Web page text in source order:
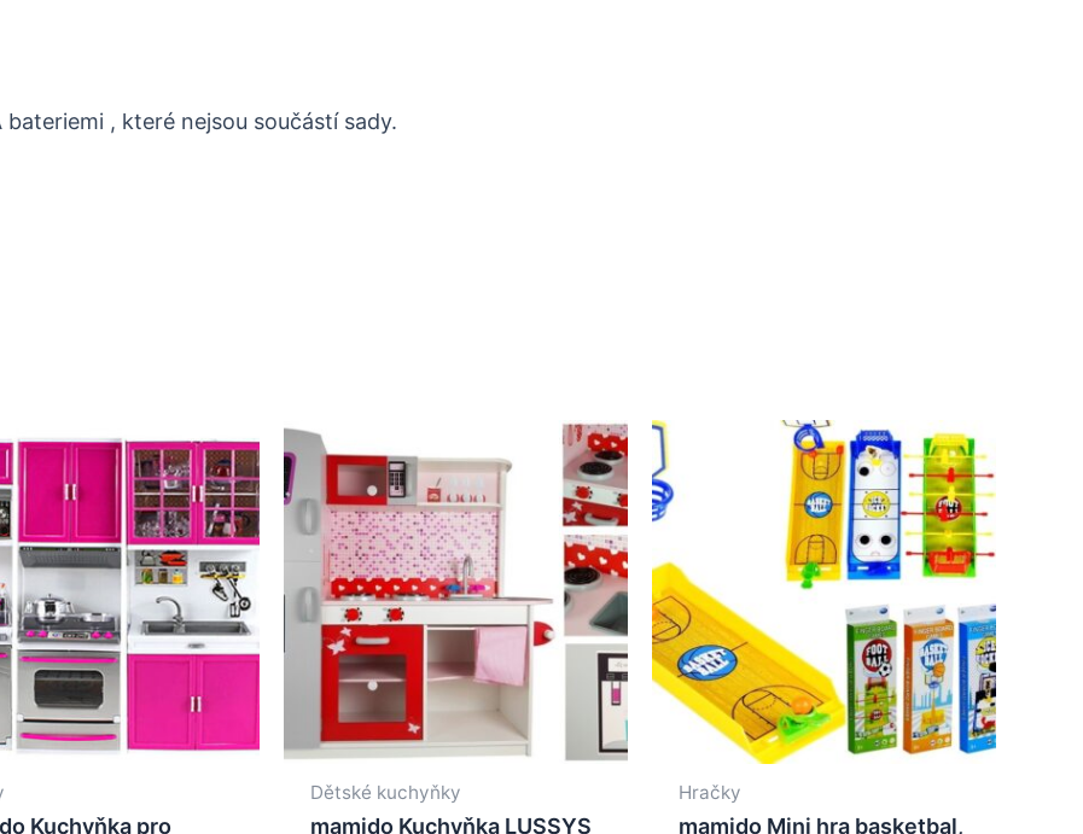
, které nejsou součástí sady.
Kuchyňka pro
Dětské kuchyňky
mamido Kuchyňka LUSSYS
Hračky
mamido Mini hra basketbal,